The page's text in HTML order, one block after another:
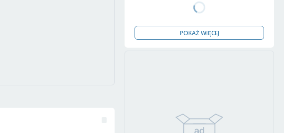
POKAŻ WIĘCEJ